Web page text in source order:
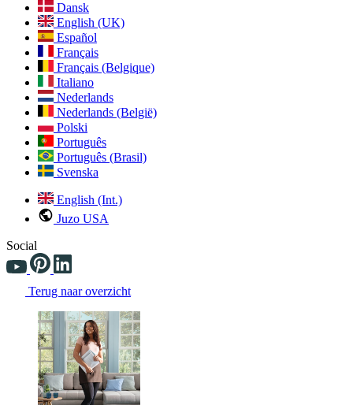
Dansk
English (UK)
Español
Français
Français (Belgique)
Italiano
Nederlands
Nederlands (België)
Polski
Português
Português (Brasil)
Svenska
English (Int.)
Juzo USA
Social
Terug naar overzicht